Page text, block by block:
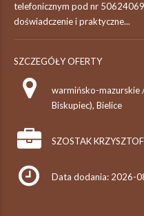
telefonicznym pod nr
doświadczenie i praktyczne...
SZCZEGÓŁY OFERTY
warmińsko-mazurskie
Biskupiec), Bielice
SZOSTAK
Data dodania: 2026-